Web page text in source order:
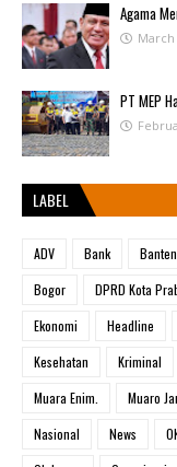
Agama
March
PT MEP
LABEL
ADV Bank Banten
Bogor
DPRD Kota
Ekonomi
Headline
Kesehatan
Kriminal
Muara Enim.
Muaro
Nasional
News